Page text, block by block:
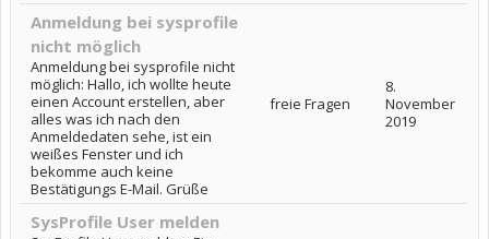
Anmeldung bei sysprofile
nicht möglich
Anmeldung bei sysprofile nicht
möglich: Hallo, ich wollte heute
einen Account erstellen, aber
alles was ich nach den
Anmeldedaten sehe, ist ein
weißes Fenster und ich
bekomme auch keine
Bestätigungs E-Mail. Grüße
freie Fragen
8.
November
2019
SysProfile User melden